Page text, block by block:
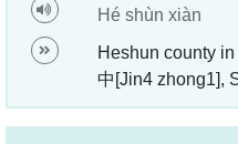
Hé shùn xiàn
Heshun county
中[Jin4 zhong1],